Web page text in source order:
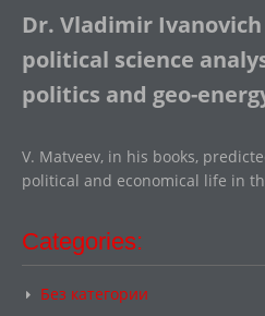
Dr. Vladimir
political science
politics and geo-
V. Matveev, in his books,
political and economical life in
Categories:
Без категории